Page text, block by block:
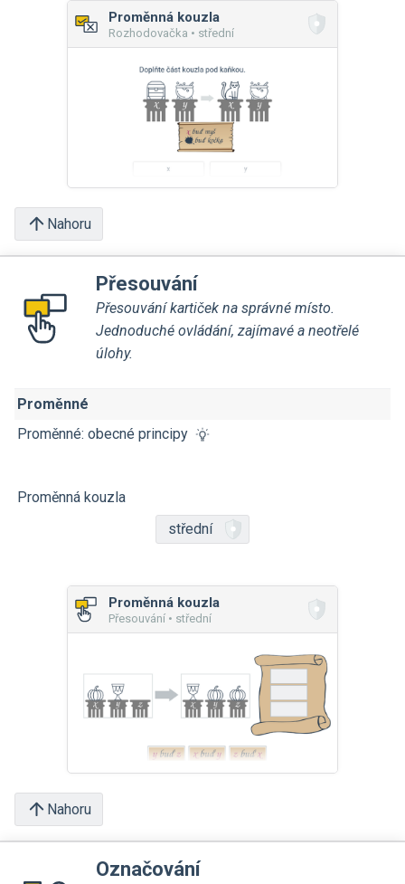
Proměnná kouzla
Rozhodovačka • střední
Nahoru
Přesouvání
Přesouvání kartiček na správné místo.
Jednoduché ovládání, zajímavé a neotřelé
úlohy.
Proměnné
Proměnné: obecné principy
Proměnná kouzla
střední
Proměnná kouzla
Přesouvání • střední
Nahoru
Označování